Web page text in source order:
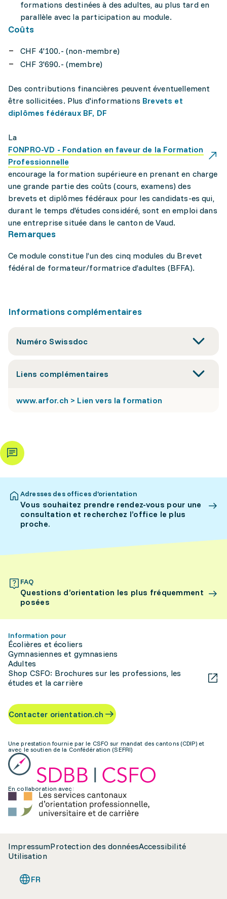
formations destinées à des adultes, au plus tard en
parallèle avec la participation au module.
Coûts
CHF 4'100.- (non-membre)
CHF 3'690.- (membre)
Des contributions financières peuvent éventuellement
être sollicitées. Plus d'informations Brevets et
diplômes fédéraux BF, DF
La
FONPRO-VD - Fondation en faveur de la Formation
Professionnelle
encourage la formation supérieure en prenant en charge
une grande partie des coûts (cours, examens) des
brevets et diplômes fédéraux pour les candidats-es qui,
durant le temps d'études considéré, sont en emploi dans
une entreprise située dans le canton de Vaud.
Remarques
Ce module constitue l’un des cinq modules du Brevet
fédéral de formateur/formatrice d’adultes (BFFA).
Informations complémentaires
Numéro Swissdoc
Liens complémentaires
www.arfor.ch > Lien vers la formation
Adresses des offices d’orientation
Vous souhaitez prendre rendez-vous pour une
consultation et recherchez l’office le plus
proche.
FAQ
Questions d’orientation les plus fréquemment
posées
Information pour
Écolières et écoliers
Gymnasiennes et gymnasiens
Adultes
Shop CSFO: Brochures sur les professions, les
études et la carrière
Contacter orientation.ch
Une prestation fournie par le CSFO sur mandat des cantons (CDIP) et
avec le soutien de la Confédération (SEFRI)
En collaboration avec:
ImpressumProtection des donnéesAccessibilité
Utilisation
FR